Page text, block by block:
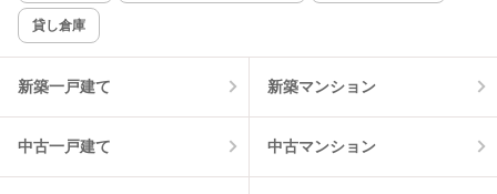
該当件数:
7
貸し倉庫
新築一戸建て 新築マンション
中古一戸建て 中古マンション